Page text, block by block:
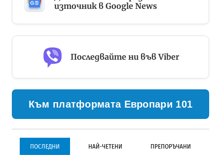
източник в Google News
Последвайте ни във Viber
Към платформата Европари 101
ПОСЛЕДНИ НАЙ-ЧЕТЕНИ ПРЕПОРЪЧАНИ